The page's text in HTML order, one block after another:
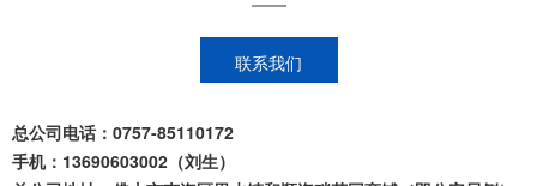
联系我们
总公司电话：0757-85110172
手机：13690603002（刘生）